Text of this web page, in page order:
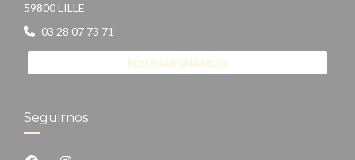
59800 LILLE
03 28 07 73 71
RESERVAR UNA MESA
Seguirnos